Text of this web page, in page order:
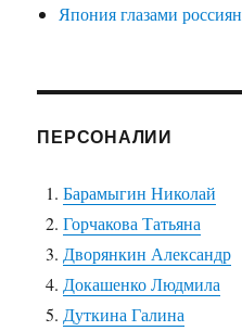
Япония глазами россиян
ПЕРСОНАЛИИ
Барамыгин Николай
Горчакова Татьяна
Дворянкин Александр
Докашенко Людмила
Дуткина Галина